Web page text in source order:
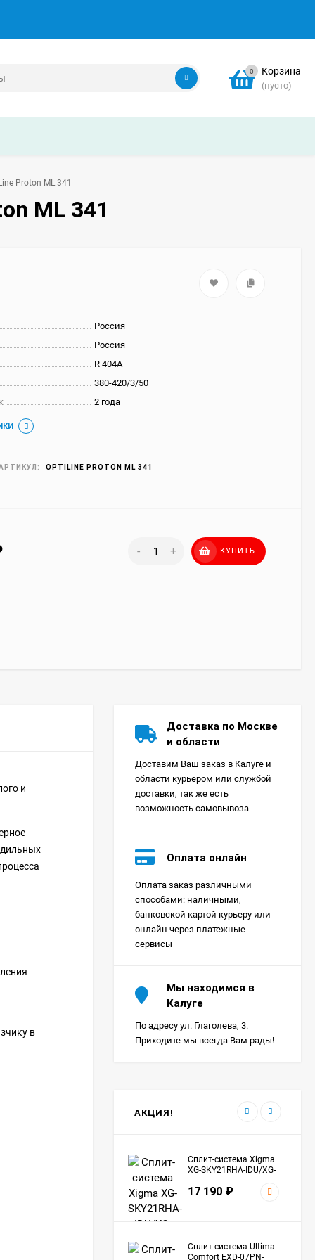
0 Корзина
(пусто)
Proton ML 341
ML 341
Россия
Россия
R 404A
380-420/3/50
2 года
OPTILINE PROTON ML 341
- + КУПИТЬ
и
в
Доставка по Москве
и области
Доставим Ваш заказ в Калуге и
области курьером или службой
доставки, так же есть
возможность самовывоза
Оплата онлайн
Оплата заказ различными
способами: наличными,
банковской картой курьеру или
онлайн через платежные
сервисы
Мы находимся в
Калуге
По адресу ул. Глаголева, 3.
Приходите мы всегда Вам рады!
АКЦИЯ!
Сплит-система Xigma
XG-SKY27RHA-IDU/XG-
SKY27RHA-ODU Sky
18 390₽
Сплит-система Ultima
Comfort SIR-I07PN-
IN/SIR-I07PN-OUT Sirius
Сплит-система Xigma
XG-SKY21RHA-IDU/XG-
17 190 ₽
Сплит-система Ultima
Comfort EXD-07PN-